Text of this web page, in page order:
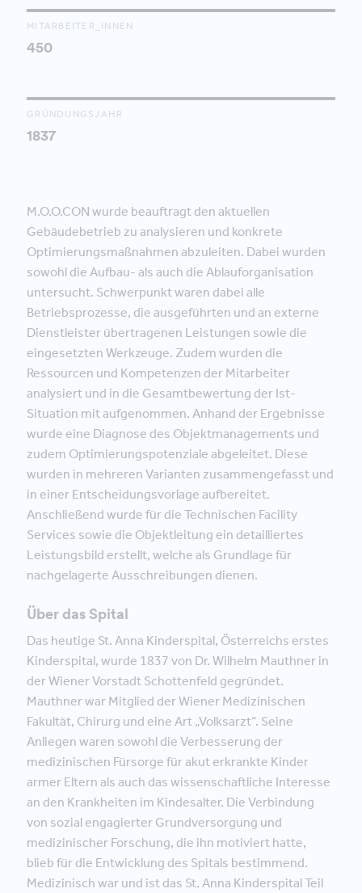
MITARBEITER_INNEN
450
GRÜNDUNGSJAHR
1837
M.O.O.CON wurde beauftragt den aktuellen
Gebäudebetrieb zu analysieren und konkrete
Optimierungsmaßnahmen abzuleiten. Dabei wurden
sowohl die Aufbau- als auch die Ablauforganisation
untersucht. Schwerpunkt waren dabei alle
Betriebsprozesse, die ausgeführten und an externe
Dienstleister übertragenen Leistungen sowie die
eingesetzten Werkzeuge. Zudem wurden die
Ressourcen und Kompetenzen der Mitarbeiter
analysiert und in die Gesamtbewertung der Ist-
Situation mit aufgenommen. Anhand der Ergebnisse
wurde eine Diagnose des Objektmanagements und
zudem Optimierungspotenziale abgeleitet. Diese
wurden in mehreren Varianten zusammengefasst und
in einer Entscheidungsvorlage aufbereitet.
Anschließend wurde für die Technischen Facility
Services sowie die Objektleitung ein detailliertes
Leistungsbild erstellt, welche als Grundlage für
nachgelagerte Ausschreibungen dienen.
Über das Spital
Das heutige St. Anna Kinderspital, Österreichs erstes
Kinderspital, wurde 1837 von Dr. Wilhelm Mauthner in
der Wiener Vorstadt Schottenfeld gegründet.
Mauthner war Mitglied der Wiener Medizinischen
Fakultät, Chirurg und eine Art „Volksarzt“. Seine
Anliegen waren sowohl die Verbesserung der
medizinischen Fürsorge für akut erkrankte Kinder
armer Eltern als auch das wissenschaftliche Interesse
an den Krankheiten im Kindesalter. Die Verbindung
von sozial engagierter Grundversorgung und
medizinischer Forschung, die ihn motiviert hatte,
blieb für die Entwicklung des Spitals bestimmend.
Medizinisch war und ist das St. Anna Kinderspital Teil